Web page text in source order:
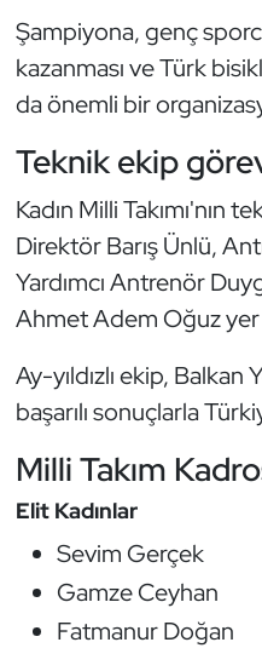
Şampiyona, genç
kazanması ve Türk
da önemli bir
Teknik ekip
Kadın Milli Takımı'nın
Direktör Barış Ünlü,
Yardımcı Antrenör
Ahmet Adem Oğuz yer
Ay-yıldızlı ekip, Balkan
başarılı sonuçlarla
Milli Takım
Elit Kadınlar
Sevim Gerçek
Gamze Ceyhan
Fatmanur Doğan
Kürek
Modern Pentatlon
Motor Sporları
Muay Thai
Okçuluk
Optimist
Oryantiring
Özel Sporcular
Paralimpik